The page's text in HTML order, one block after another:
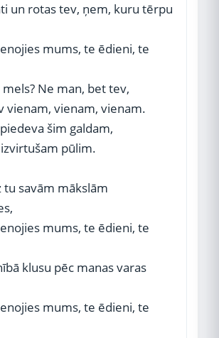
un rotas tev, ņem, kuru tērpu
mums, te ēdieni, te
mels? Ne man, bet tev,
vienam, vienam, vienam.
šim galdam,
pūlim.
tu savām mākslām
mums, te ēdieni, te
klusu pēc manas varas
mums, te ēdieni, te